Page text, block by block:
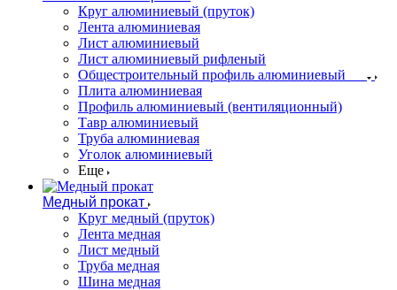
Круг алюминиевый (пруток)
Лента алюминиевая
Лист алюминиевый
Лист алюминиевый рифленый
Общестроительный профиль алюминиевый
Плита алюминиевая
Профиль алюминиевый (вентиляционный)
Тавр алюминиевый
Труба алюминиевая
Уголок алюминиевый
Еще
Медный прокат
Круг медный (пруток)
Лента медная
Лист медный
Труба медная
Шина медная